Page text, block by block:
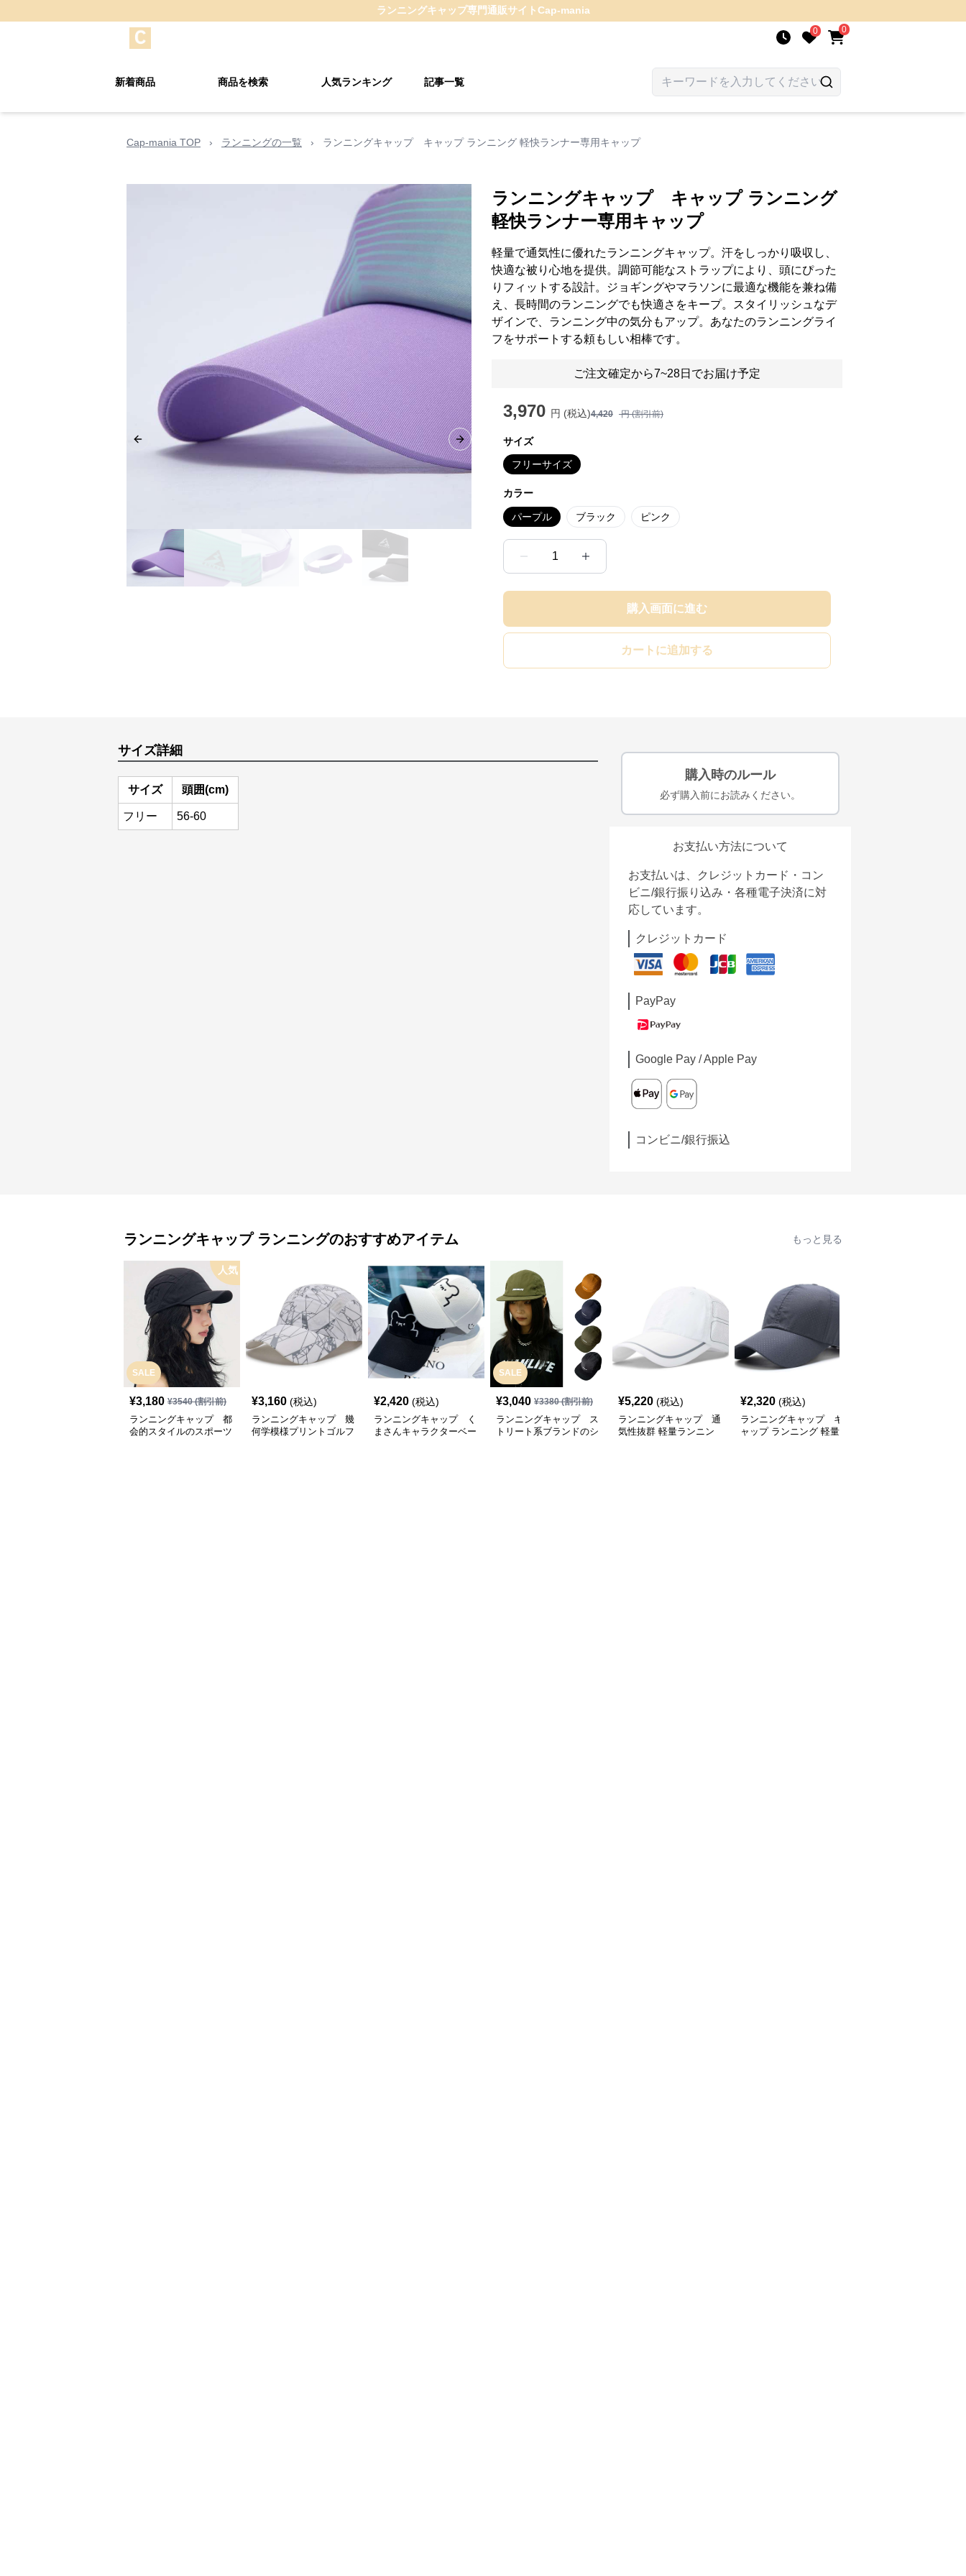
ランニングキャップ専門通販サイトCap-mania
0 0
新着商品 商品を検索 人気ランキング 記事一覧
Cap-mania TOP › ランニングの一覧 › ランニングキャップ キャップ ランニング 軽快ランナー専用キャップ
Previous slide Next slide
ランニングキャップ キャップ ランニング
軽快ランナー専用キャップ
軽量で通気性に優れたランニングキャップ。汗をしっかり吸収し、
快適な被り心地を提供。調節可能なストラップにより、頭にぴった
りフィットする設計。ジョギングやマラソンに最適な機能を兼ね備
え、長時間のランニングでも快適さをキープ。スタイリッシュなデ
ザインで、ランニング中の気分もアップ。あなたのランニングライ
フをサポートする頼もしい相棒です。
ご注文確定から7~28日でお届け予定
3,970 円 (税込)4,420 円 (割引前)
サイズ
フリーサイズ
カラー
パープル ブラック ピンク
1
購入画面に進む
カートに追加する
サイズ詳細
サイズ 頭囲(cm)
フリー 56-60
購入時のルール
必ず購入前にお読みください。
お支払い方法について
お支払いは、クレジットカード・コン
ビニ/銀行振り込み・各種電子決済に対
応しています。
クレジットカード
PayPay
Google Pay / Apple Pay
コンビニ/銀行振込
ランニングキャップ ランニングのおすすめアイテム もっと見る
SALE
人気
¥3,180 ¥3540(割引前)
ランニングキャップ 都
会的スタイルのスポーツ
¥3,160 (税込)
ランニングキャップ 幾
何学模様プリントゴルフ
¥2,420 (税込)
ランニングキャップ く
まさんキャラクターベー
SALE
¥3,040 ¥3380(割引前)
ランニングキャップ ス
トリート系ブランドのシ
¥5,220 (税込)
ランニングキャップ 通
気性抜群 軽量ランニン
¥2,320 (税込)
ランニングキャップ キ
ャップ ランニング 軽量